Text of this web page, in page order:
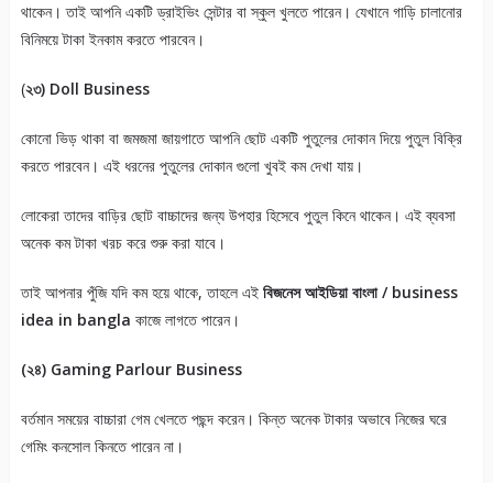
থাকেন। তাই আপনি একটি ড্রাইভিং সেন্টার বা স্কুল খুলতে পারেন। যেখানে গাড়ি চালানোর
বিনিময়ে টাকা ইনকাম করতে পারবেন।
(২৩) Doll Business
কোনো ভিড় থাকা বা জমজমা জায়গাতে আপনি ছোট একটি পুতুলের দোকান দিয়ে পুতুল বিক্রি
করতে পারবেন। এই ধরনের পুতুলের দোকান গুলো খুবই কম দেখা যায়।
লোকেরা তাদের বাড়ির ছোট বাচ্চাদের জন্য উপহার হিসেবে পুতুল কিনে থাকেন। এই ব্যবসা
অনেক কম টাকা খরচ করে শুরু করা যাবে।
তাই আপনার পুঁজি যদি কম হয়ে থাকে, তাহলে এই বিজনেস আইডিয়া বাংলা / business
idea in bangla কাজে লাগতে পারেন।
(২৪) Gaming Parlour Business
বর্তমান সময়ের বাচ্চারা গেম খেলতে পছন্দ করেন। কিন্ত অনেক টাকার অভাবে নিজের ঘরে
গেমিং কনসোল কিনতে পারেন না।